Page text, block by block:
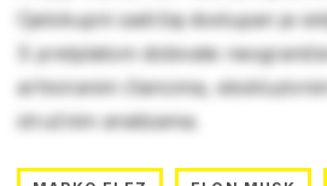
Cjelokupni sadržaj dostupan je
S pretplatom dobivate
arhiviranim člancima,
stručnim analizama.